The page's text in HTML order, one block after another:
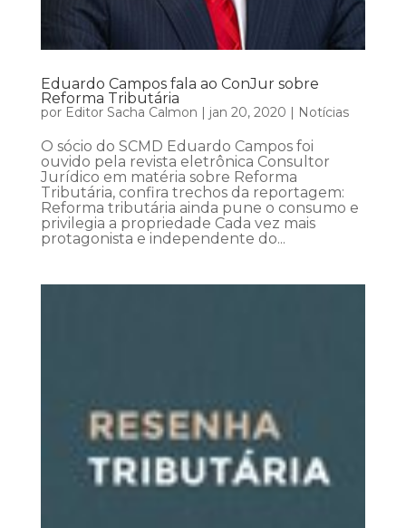
Eduardo Campos fala ao ConJur sobre
Reforma Tributária
por Editor Sacha Calmon | jan 20, 2020 | Notícias
O sócio do SCMD Eduardo Campos foi
ouvido pela revista eletrônica Consultor
Jurídico em matéria sobre Reforma
Tributária, confira trechos da reportagem:
Reforma tributária ainda pune o consumo e
privilegia a propriedade Cada vez mais
protagonista e independente do...